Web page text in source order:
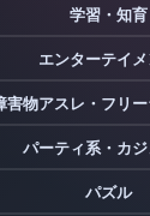
学習・知育
エンターテイ
害物アスレ・フリ
パーティ系・カ
パズル